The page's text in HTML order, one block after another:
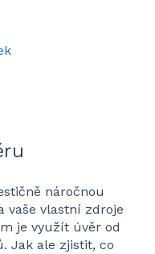
náročnou
vaše vlastní zdroje
je využít úvěr od
Jak ale zjistit, co